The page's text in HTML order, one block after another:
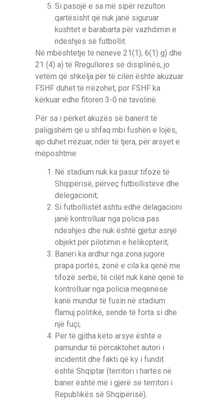
Si pasojë e sa më sipër rezulton
qartësisht që nuk janë siguruar
kushtet e barabarta për vazhdimin e
ndeshjes së futbollit.
Në mbështetje të neneve 21(1), 6(1) g) dhe
21 (4) a) të Rregullores së disiplinës, jo
vetëm që shkelja për të cilën është akuzuar
FSHF duhet të rrëzohet, por FSHF ka
kërkuar edhe fitoren 3-0 në tavolinë.
Për sa i përket akuzës së banerit të
paligjshëm që u shfaq mbi fushën e lojës,
ajo duhet rrëzuar, ndër të tjera, për arsyet e
mëposhtme:
Në stadium nuk ka pasur tifozë të
Shqipërisë, përveç futbollistëve dhe
delegacionit;
Si futbollistët ashtu edhe delagacioni
janë kontrolluar nga policia pas
ndeshjes dhe nuk është gjetur asnjë
objekt për pilotimin e helikopterit;
Baneri ka ardhur nga zona jugore
prapa portës, zonë e cila ka qenë me
tifozë serbë, të cilët nuk kanë qenë të
kontrolluar nga policia meqenëse
kanë mundur të fusin në stadium
flamuj politikë, sende të forta si dhe
një fuçi;
Për të gjitha këto arsye është e
pamundur të përcaktohet autori i
incidentit dhe fakti që ky i fundit
është Shqiptar (territori i hartës në
baner është më i gjerë se territori i
Republikës së Shqipërisë).